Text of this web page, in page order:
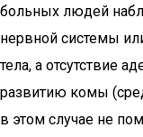
больных людей
нервной системы
тела, а отсутствие
развитию комы
в этом случае не